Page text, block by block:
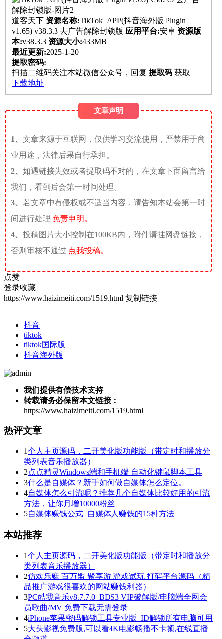
道客天下 资源名称:TikTok_APP(抖音海外版 Plugin
v1.65) v38.3.3 去广告解除封锁版 应用平台:安卓 资源版
本:v38.3.3 资源大小:433MB
最近更新:2025-1-20
提取密码:
扫描二维码关注本站微信公众号，回复 提取码 获取
下载地址
文章声明
1、 文章来源于互联网，仅供学习交流使用，严禁用于商
业用途，法律后果自行承担。
2、 如遇链接失效或者提取码不对的，在文章下面留言给
我们，看到后会第一时间处理。
3、 若文章中有侵权或不适当内容，请告知本站会第一时
间进行处理 免责申明。
4、 投稿图片大小控制在100KB内，附件请挂网盘链接，
否则审核不通过 点我投稿。
点赞
登录收藏
https://www.haizimeiti.com/1519.html 复制链接
抖音
tiktok
tiktok国际版
抖音海外版
我们提供有偿技术支持
转载请务必保留本文链接：
https://www.haizimeiti.com/1519.html
热评文章
1个人主页源码，二开美化版功能版（带定时和播放分
类列表音乐播放器）
2点点精灵Windows端和手机端 自动化键鼠脚本工具
3什么是自媒体？新手如何做自媒体怎么定位。
4自媒体怎么引流呢？推荐几个自媒体比较好用的引流
方法，让你月增10000粉丝
5自媒体赚钱公式_自媒体人赚钱的15种方法
本站推荐
1个人主页源码，二开美化版功能版（带定时和播放分
类列表音乐播放器）
2仿欢乐赚 百万盟 聚享游 游戏试玩 打码平台源码（精
品推广游戏很喜欢的网站赚钱利器）
3PC酷我音乐v8.7.7.0_BDS3 VIP破解版/电脑端全网会
员歌曲/MV 免费下载无需登录
4iPhone苹果密码解锁工具专业版_ID解锁所有电脑可用
5大头影视免费版,可以看4K电影畅播不卡顿,在线直播